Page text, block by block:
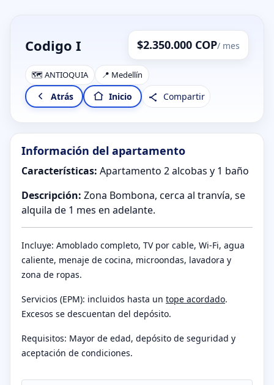
Codigo I $2.350.000 COP/ mes
🗺️ ANTIOQUIA 📍 Medellín
Atrás Inicio Compartir
Información del apartamento
Características: Apartamento 2 alcobas y 1 baño
Descripción: Zona Bombona, cerca al tranvía, se
alquila de 1 mes en adelante.
Incluye: Amoblado completo, TV por cable, Wi-Fi, agua
caliente, menaje de cocina, microondas, lavadora y
zona de ropas.
Servicios (EPM): incluidos hasta un tope acordado.
Excesos se descuentan del depósito.
Requisitos: Mayor de edad, depósito de seguridad y
aceptación de condiciones.